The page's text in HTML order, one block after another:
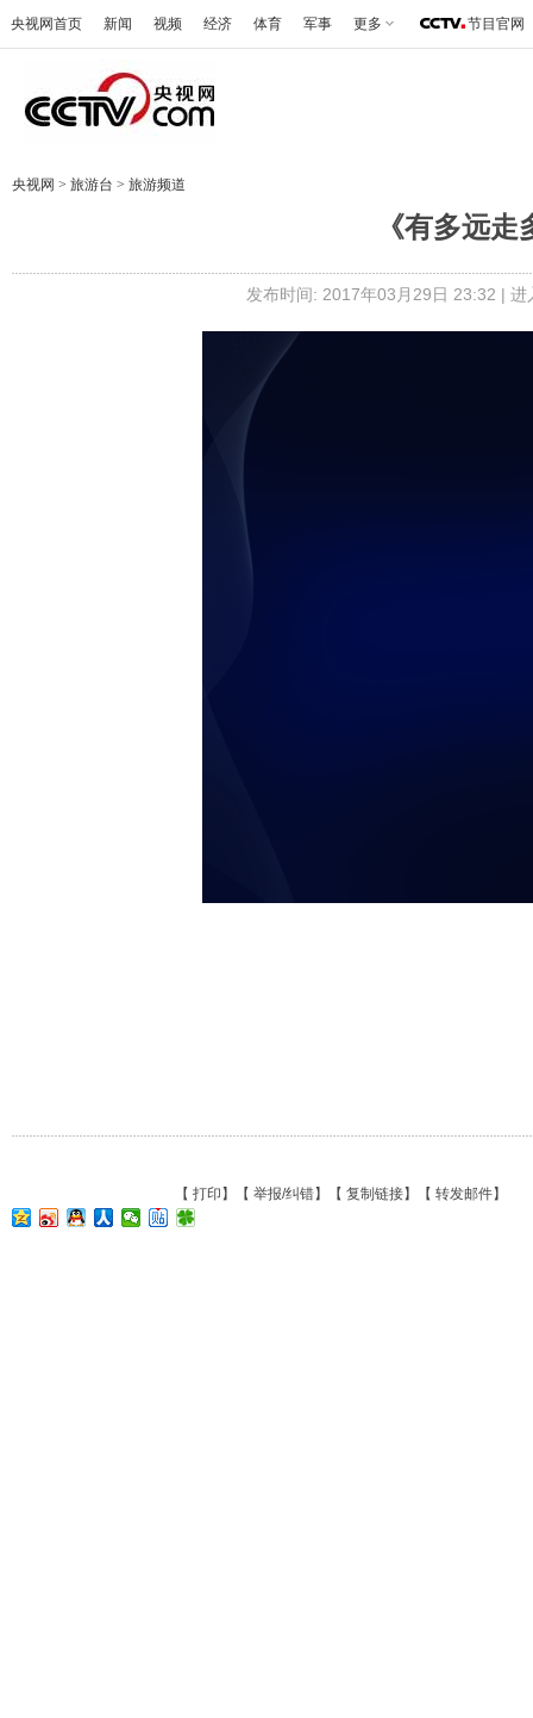
央视网首页 新闻 视频 经济 体育 军事 更多 节目官网
央视网 > 旅游台 > 旅游频道
《有多远走
发布时间: 2017年03月29日 23:32 | 进
【 打印 】【 举报/纠错】【 复制链接】【 转发邮件】